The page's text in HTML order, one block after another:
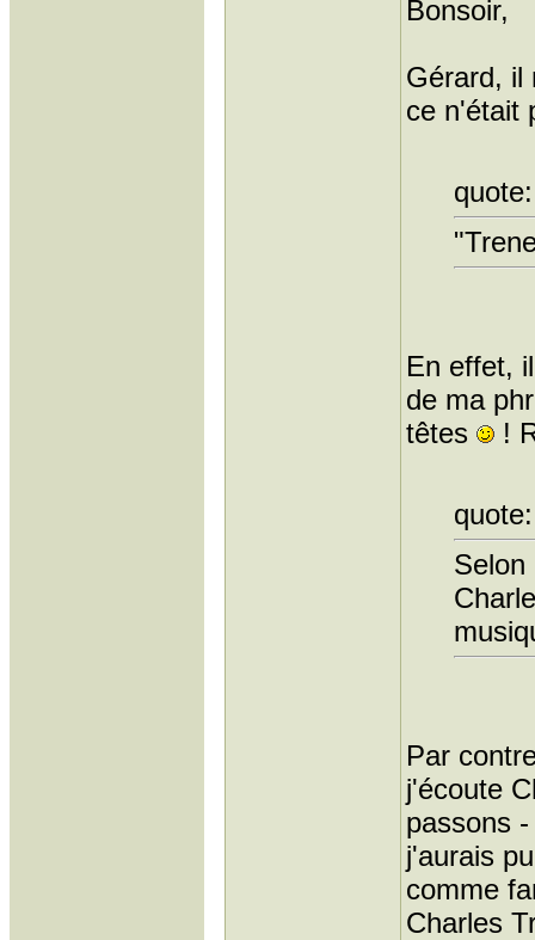
Bonsoir,
Gérard, il
ce n'était
quote:
En effet,
de ma
têtes
!
quote:
Selon
Par
j'écoute
passons
j'aurais
comme
Charles